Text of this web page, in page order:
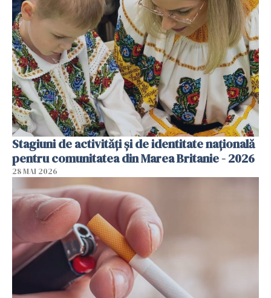
Stagiuni de activități și de identitate națională
pentru comunitatea din Marea Britanie - 2026
28 MAI 2026